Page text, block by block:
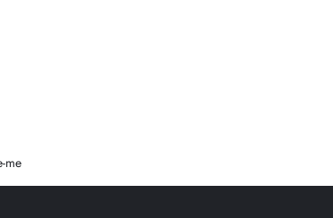
me